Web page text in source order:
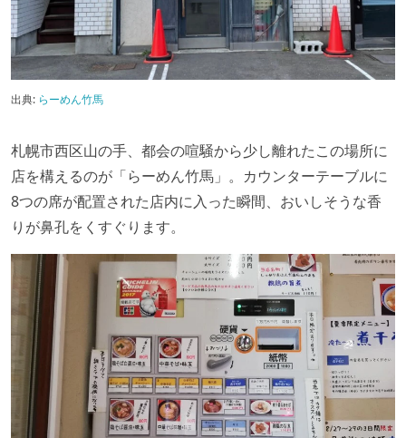
出典: らーめん竹馬
札幌市西区山の手、都会の喧騒から少し離れたこの場所に
店を構えるのが「らーめん竹馬」。カウンターテーブルに
8つの席が配置された店内に入った瞬間、おいしそうな香
りが鼻孔をくすぐります。